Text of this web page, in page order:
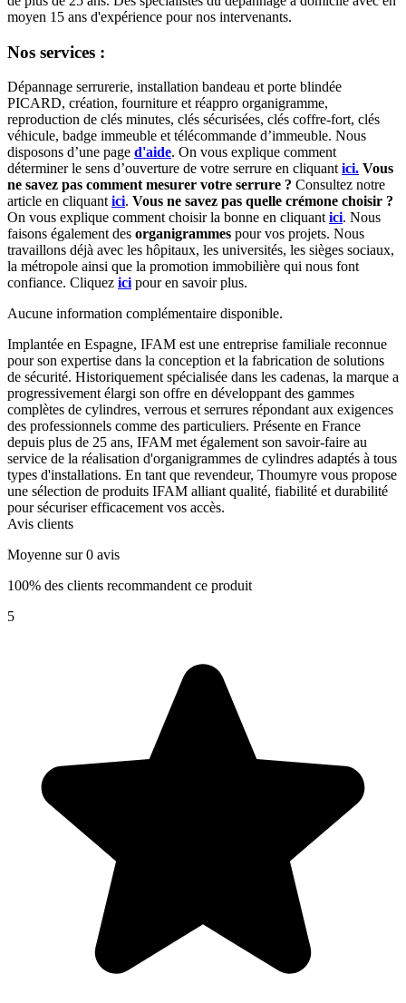
moyen 15 ans d'expérience pour nos intervenants.
Nos services :
Dépannage serrurerie, installation bandeau et porte blindée
PICARD, création, fourniture et réappro organigramme,
reproduction de clés minutes, clés sécurisées, clés coffre-fort, clés
véhicule, badge immeuble et télécommande d’immeuble. Nous
disposons d’une page d'aide. On vous explique comment
déterminer le sens d’ouverture de votre serrure en cliquant ici. Vous
ne savez pas comment mesurer votre serrure ? Consultez notre
article en cliquant ici. Vous ne savez pas quelle crémone choisir ?
On vous explique comment choisir la bonne en cliquant ici. Nous
faisons également des organigrammes pour vos projets. Nous
travaillons déjà avec les hôpitaux, les universités, les sièges sociaux,
la métropole ainsi que la promotion immobilière qui nous font
confiance. Cliquez ici pour en savoir plus.
Aucune information complémentaire disponible.
Implantée en Espagne, IFAM est une entreprise familiale reconnue
pour son expertise dans la conception et la fabrication de solutions
de sécurité. Historiquement spécialisée dans les cadenas, la marque a
progressivement élargi son offre en développant des gammes
complètes de cylindres, verrous et serrures répondant aux exigences
des professionnels comme des particuliers. Présente en France
depuis plus de 25 ans, IFAM met également son savoir-faire au
service de la réalisation d'organigrammes de cylindres adaptés à tous
types d'installations. En tant que revendeur, Thoumyre vous propose
une sélection de produits IFAM alliant qualité, fiabilité et durabilité
pour sécuriser efficacement vos accès.
Avis clients
Moyenne sur 0 avis
100% des clients recommandent ce produit
5